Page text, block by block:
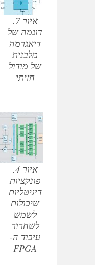
איור 7.
דוגמה של
דיאגרמה
מלבנית
של מודול
חזיתי
איור 4.
פונקציות
דיגיטליות
שיכולות
לשמש
לשחרור
עיבוד ה-
FPGA